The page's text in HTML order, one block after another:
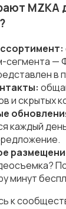
MZKA
сегмента —
в
и скрытых
каждый
минут
к